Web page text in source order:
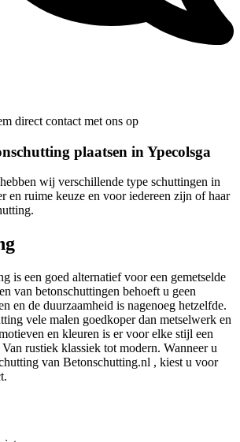
direct contact met ons op
plaatsen in Ypecolsga
wij verschillende type schuttingen in
en ruime keuze en voor iedereen zijn of haar
is een goed alternatief voor een gemetselde
van betonschuttingen behoeft u geen
en de duurzaamheid is nagenoeg hetzelfde.
vele malen goedkoper dan metselwerk en
en kleuren is er voor elke stijl een
rustiek klassiek tot modern. Wanneer u
van Betonschutting.nl , kiest u voor